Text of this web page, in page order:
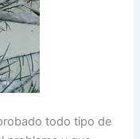
todo tipo de